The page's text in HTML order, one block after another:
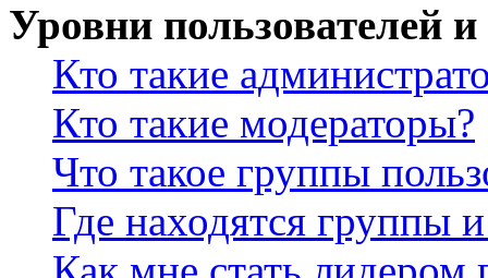
Уровни пользователей
Кто такие
Кто такие модераторы?
Что такое группы
Где находятся группы